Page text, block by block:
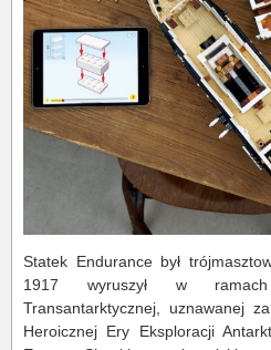
Statek Endurance był
1917 wyruszył w ramach
Transantarktycznej, uznawanej
Heroicznej Ery Eksploracji